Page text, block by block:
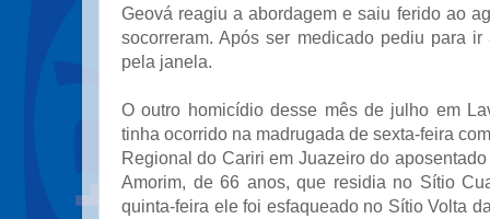
Geová reagiu a abordagem e saiu ferido ao
socorreram. Após ser medicado pediu para
pela janela.
O outro homicídio desse mês de julho em
tinha ocorrido na madrugada de sexta-feira
Regional do Cariri em Juazeiro do
Amorim, de 66 anos, que residia no Sítio
quinta-feira ele foi esfaqueado no Sítio Volta